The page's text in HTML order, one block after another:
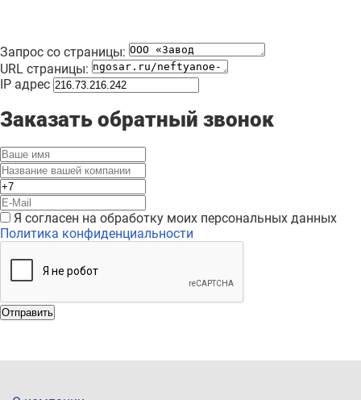
Запрос со страницы:
URL страницы:
IP адрес
Заказать обратный звонок
Я согласен на обработку моих персональных данных
Политика конфиденциальности
Отправить